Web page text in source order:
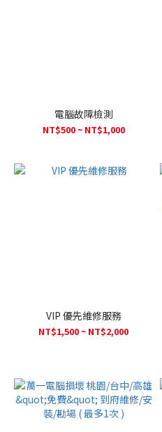
電腦故障檢測
NT$500 ~ NT$1,000
VIP 優先維修服務
NT$1,500 ~ NT$2,000